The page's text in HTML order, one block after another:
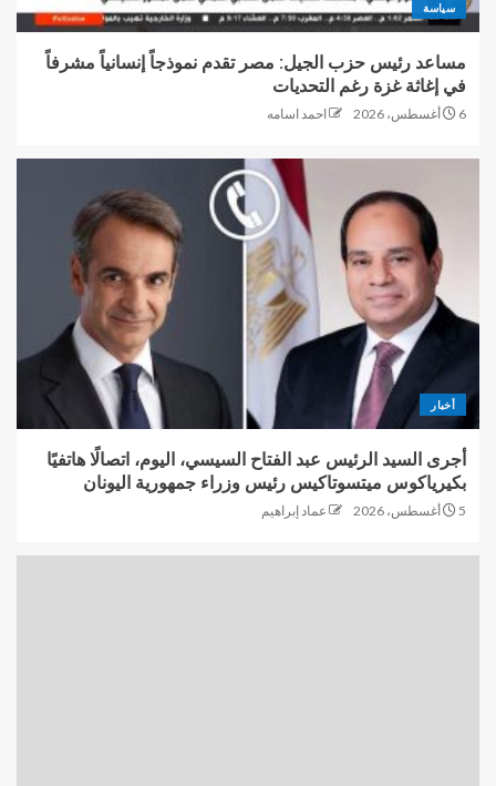
سياسة
مساعد رئيس حزب الجيل: مصر تقدم نموذجاً إنسانياً مشرفاً
في إغاثة غزة رغم التحديات
6 أغسطس، 2026 احمد اسامه
أخبار
أجرى السيد الرئيس عبد الفتاح السيسي، اليوم، اتصالًا هاتفيًا
بكيرياكوس ميتسوتاكيس رئيس وزراء جمهورية اليونان
5 أغسطس، 2026 عماد إبراهيم